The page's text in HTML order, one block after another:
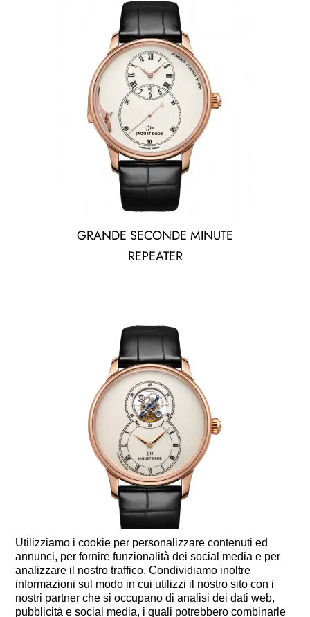
Utilizziamo i cookie per personalizzare contenuti ed
annunci, per fornire funzionalità dei social media e per
analizzare il nostro traffico. Condividiamo inoltre
informazioni sul modo in cui utilizzi il nostro sito con i
nostri partner che si occupano di analisi dei dati web,
pubblicità e social media, i quali potrebbero combinarle
GRANDE SECONDE MINUTE
REPEATER
GRANDE SECONDE
TOURBILLON